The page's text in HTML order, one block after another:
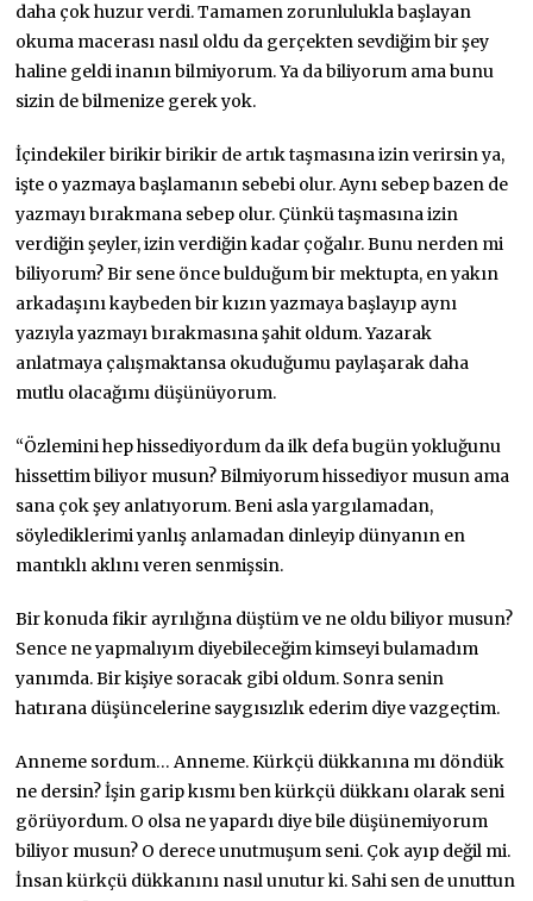
daha çok huzur verdi. Tamamen zorunlulukla başlayan
okuma macerası nasıl oldu da gerçekten sevdiğim bir şey
haline geldi inanın bilmiyorum. Ya da biliyorum ama bunu
sizin de bilmenize gerek yok.
İçindekiler birikir birikir de artık taşmasına izin verirsin ya,
işte o yazmaya başlamanın sebebi olur. Aynı sebep bazen de
yazmayı bırakmana sebep olur. Çünkü taşmasına izin
verdiğin şeyler, izin verdiğin kadar çoğalır. Bunu nerden mi
biliyorum? Bir sene önce bulduğum bir mektupta, en yakın
arkadaşını kaybeden bir kızın yazmaya başlayıp aynı
yazıyla yazmayı bırakmasına şahit oldum. Yazarak
anlatmaya çalışmaktansa okuduğumu paylaşarak daha
mutlu olacağımı düşünüyorum.
“Özlemini hep hissediyordum da ilk defa bugün yokluğunu
hissettim biliyor musun? Bilmiyorum hissediyor musun ama
sana çok şey anlatıyorum. Beni asla yargılamadan,
söylediklerimi yanlış anlamadan dinleyip dünyanın en
mantıklı aklını veren senmişsin.
Bir konuda fikir ayrılığına düştüm ve ne oldu biliyor musun?
Sence ne yapmalıyım diyebileceğim kimseyi bulamadım
yanımda. Bir kişiye soracak gibi oldum. Sonra senin
hatırana düşüncelerine saygısızlık ederim diye vazgeçtim.
Anneme sordum… Anneme. Kürkçü dükkanına mı döndük
ne dersin? İşin garip kısmı ben kürkçü dükkanı olarak seni
görüyordum. O olsa ne yapardı diye bile düşünemiyorum
biliyor musun? O derece unutmuşum seni. Çok ayıp değil mi.
İnsan kürkçü dükkanını nasıl unutur ki. Sahi sen de unuttun